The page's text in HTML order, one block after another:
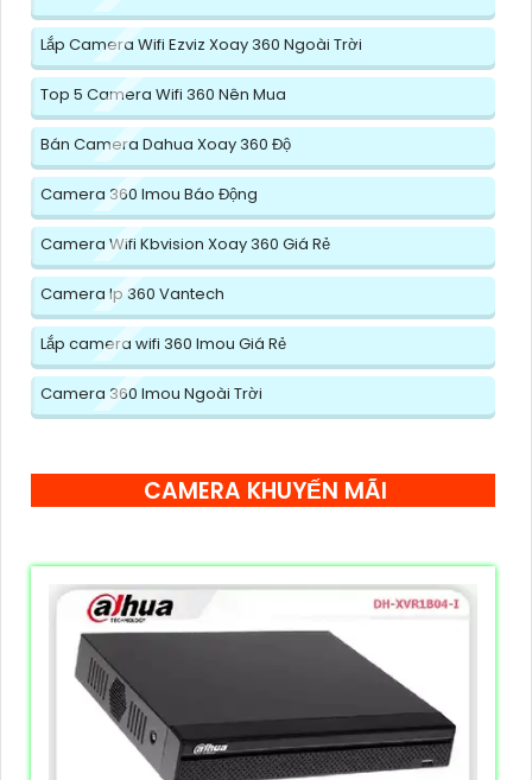
Lắp Camera Wifi Ezviz Xoay 360 Ngoài Trời
Top 5 Camera Wifi 360 Nên Mua
Bán Camera Dahua Xoay 360 Độ
Camera 360 Imou Báo Động
Camera Wifi Kbvision Xoay 360 Giá Rẻ
Camera Ip 360 Vantech
Lắp camera wifi 360 Imou Giá Rẻ
Camera 360 Imou Ngoài Trời
CAMERA KHUYẾN MÃI